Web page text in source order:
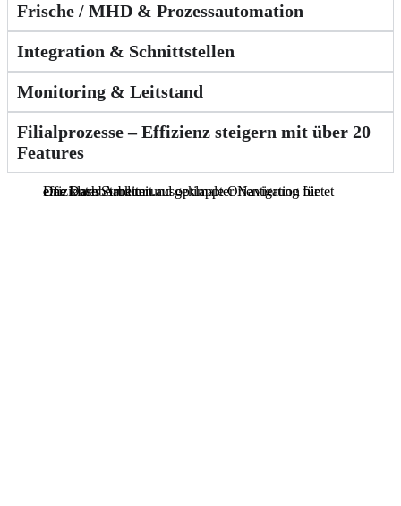
Frische / MHD & Prozessautomation
Integration & Schnittstellen
Monitoring & Leitstand
Filialprozesse – Effizienz steigern mit über 20
Features
Das Dashboard mit ausgeklappter Navigation bietet eine klare Struktur und optimale Orientierung für effizientes Arbeiten.